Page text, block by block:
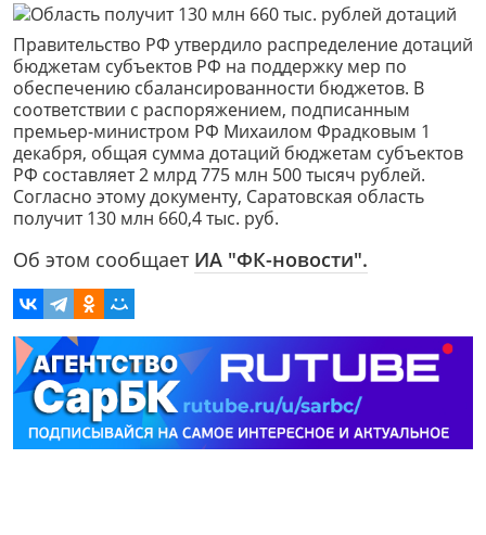
Правительство РФ утвердило распределение дотаций
бюджетам субъектов РФ на поддержку мер по
обеспечению сбалансированности бюджетов. В
соответствии с распоряжением, подписанным
премьер-министром РФ Михаилом Фрадковым 1
декабря, общая сумма дотаций бюджетам субъектов
РФ составляет 2 млрд 775 млн 500 тысяч рублей.
Согласно этому документу, Cаратовская область
получит 130 млн 660,4 тыс. руб.
Об этом сообщает ИА "ФК-новости".